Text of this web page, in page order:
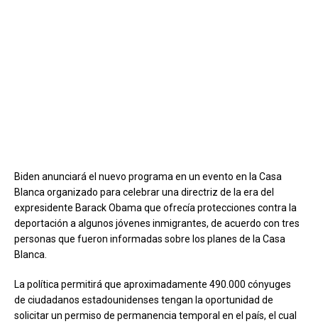
Biden anunciará el nuevo programa en un evento en la Casa
Blanca organizado para celebrar una directriz de la era del
expresidente Barack Obama que ofrecía protecciones contra la
deportación a algunos jóvenes inmigrantes, de acuerdo con tres
personas que fueron informadas sobre los planes de la Casa
Blanca.
La política permitirá que aproximadamente 490.000 cónyuges
de ciudadanos estadounidenses tengan la oportunidad de
solicitar un permiso de permanencia temporal en el país, el cual